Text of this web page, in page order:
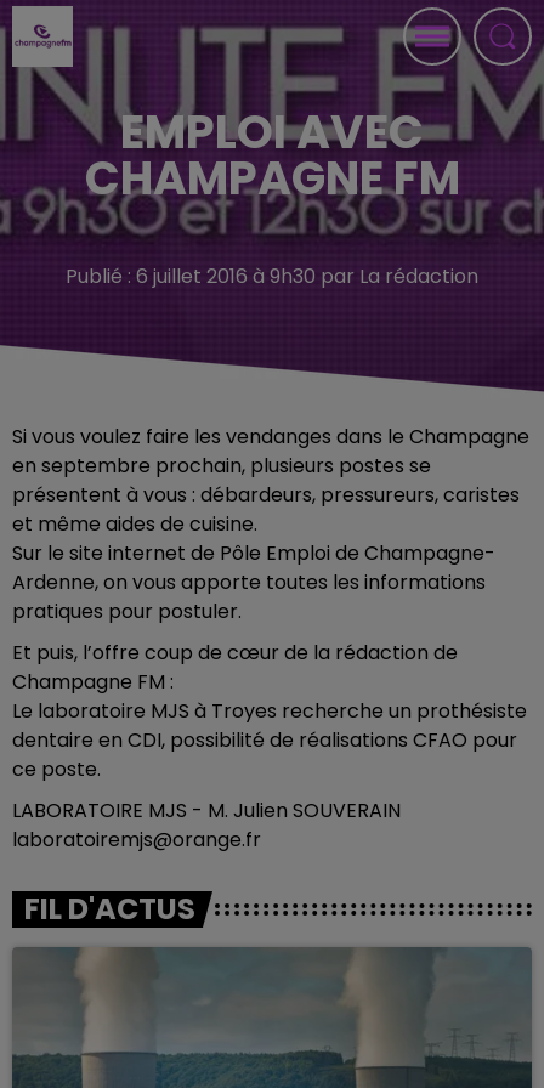
EMPLOI AVEC
CHAMPAGNE FM
Publié : 6 juillet 2016 à 9h30 par La rédaction
Si vous voulez faire les vendanges dans le Champagne
en septembre prochain, plusieurs postes se
présentent à vous : débardeurs, pressureurs, caristes
et même aides de cuisine.
Sur le site internet de Pôle Emploi de Champagne-
Ardenne, on vous apporte toutes les informations
pratiques pour postuler.
Et puis, l’offre coup de cœur de la rédaction de
Champagne FM :
Le laboratoire MJS à Troyes recherche un prothésiste
dentaire en CDI, possibilité de réalisations CFAO pour
ce poste.
LABORATOIRE MJS - M. Julien SOUVERAIN
laboratoiremjs@orange.fr
FIL D'ACTUS